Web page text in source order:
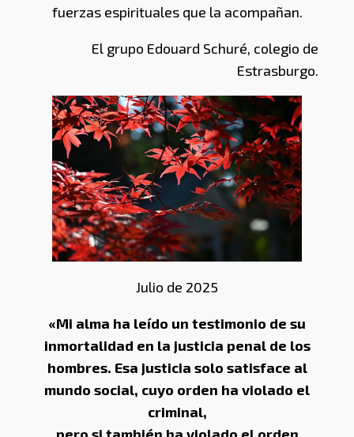
fuerzas espirituales que la acompañan.
El grupo Edouard Schuré, colegio de
Estrasburgo.
Julio de 2025
«Mi alma ha leído un testimonio de su
inmortalidad en la justicia penal de los
hombres. Esa justicia solo satisface al
mundo social, cuyo orden ha violado el
criminal,